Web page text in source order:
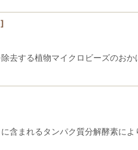
]
去する植物マイクロビーズのお
含まれるタンパク質分解酵素に